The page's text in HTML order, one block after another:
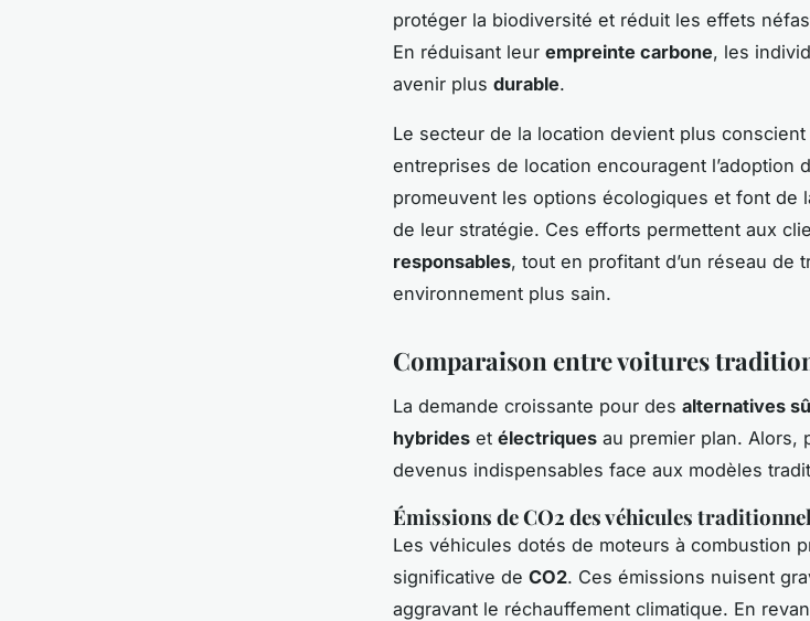
protéger la biodiversité et réduit les effets
En réduisant leur empreinte carbone, les
avenir plus durable.
Le secteur de la location devient plus conscient
entreprises de location encouragent l’adoption
promeuvent les options écologiques et font de
de leur stratégie. Ces efforts permettent aux
responsables, tout en profitant d’un réseau de
environnement plus sain.
Comparaison entre voitures
La demande croissante pour des alternatives
hybrides et électriques au premier plan. Alors,
devenus indispensables face aux modèles
Émissions de CO2 des véhicules
Les véhicules dotés de moteurs à combustion
significative de CO2. Ces émissions nuisent
aggravant le réchauffement climatique. En